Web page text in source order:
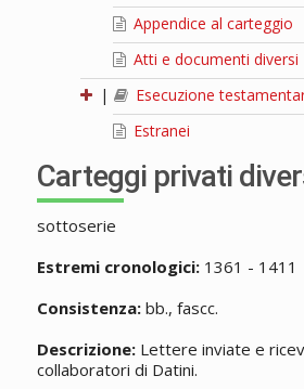
Appendice al carteggio
Atti e documenti diversi
|
Esecuzione
Estranei
Carteggi privati
sottoserie
Estremi cronologici:1361 - 1411
Consistenza:bb., fascc.
Descrizione:Lettere inviate e
collaboratori di Datini.